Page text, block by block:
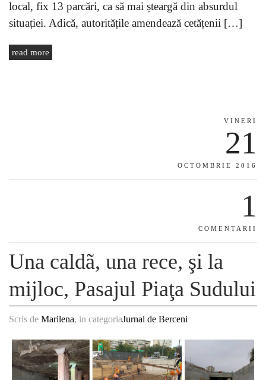
local, fix 13 parcări, ca să mai șteargă din absurdul
situației. Adică, autoritățile amendează cetățenii […]
read more
VINERI
21
OCTOMBRIE 2016
1
COMENTARII
Una caldã, una rece, şi la
mijloc, Pasajul Piaţa Sudului
Scris de Marilena, in categoriaJurnal de Berceni